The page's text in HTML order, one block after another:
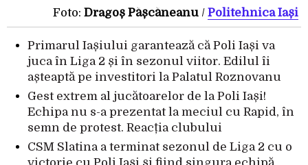
Foto: Dragoș Pășcăneanu / Politehnica Iași
Primarul Iașiului garantează că Poli Iași va
juca în Liga 2 și în sezonul viitor. Edilul îi
așteaptă pe investitori la Palatul Roznovanu
Gest extrem al jucătoarelor de la Poli Iași!
Echipa nu s-a prezentat la meciul cu Rapid, în
semn de protest. Reacția clubului
CSM Slatina a terminat sezonul de Liga 2 cu o